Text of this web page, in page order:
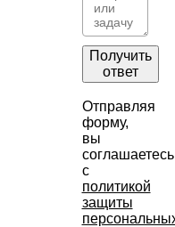
Получить
ответ
Отправляя
форму,
вы
соглашаетесь
с
политикой
защиты